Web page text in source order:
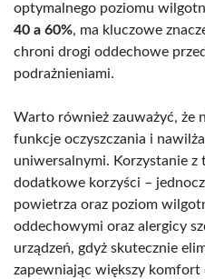
optymalnego poziomu
40 a 60%, ma kluczowe
chroni drogi oddechowe
podrażnieniami.
Warto również zauważyć, że
funkcje oczyszczania i
uniwersalnymi. Korzystanie z
dodatkowe korzyści –
powietrza oraz poziom
oddechowymi oraz alergicy
urządzeń, gdyż skutecznie
zapewniając większy komfort